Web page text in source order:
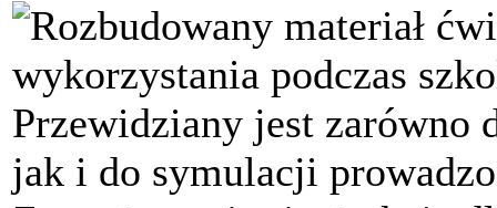
Rozbudowany materiał
wykorzystania podczas
Przewidziany jest zarówno
jak i do symulacji